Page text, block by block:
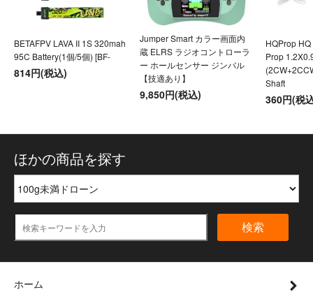
BETAFPV LAVA II 1S 320mah
95C Battery(1個/5個) [BF-
814円(税込)
Jumper Smart カラー画面内
蔵 ELRS ラジオコントローラ
ー ホールセンサー ジンバル
【技適あり】
9,850円(税込)
HQProp
Prop
Shaft
360円(税
ほかの商品を探す
検索
ホーム